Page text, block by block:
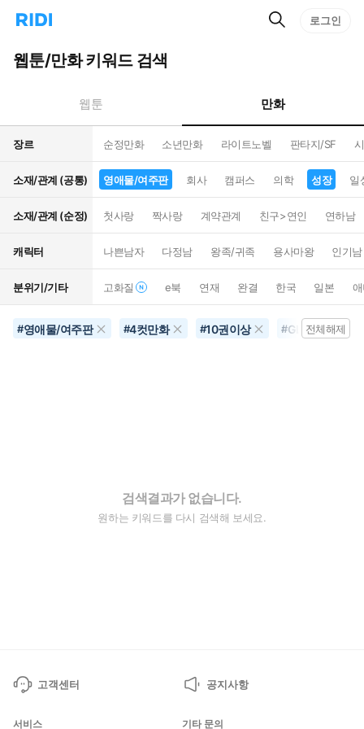
리
홈
으
턴
트
검
로그인
웹툰/만화 키워드 검색
웹툰 만화
장르 순정만화 소년만화 라이트노벨 판타지/SF
소재/관계 (공통) 영애물/여주판 회사 캠퍼스 의학 성장 일
소재/관계 (순정) 첫사랑 짝사랑 계약관계 친구>연인 연하남
캐릭터 나쁜남자 다정남 왕족/귀족 용사마왕 인기남
분위기/기타 고화질 e북 연재 완결 한국 일본
#영애물/여주판 #4컷만화 #10권이상 #GL/백합
전체해제
검색결과가 없습니다.
원하는 키워드를 다시 검색해 보세요.
고객센터 공지사항
서비스 기타 문의